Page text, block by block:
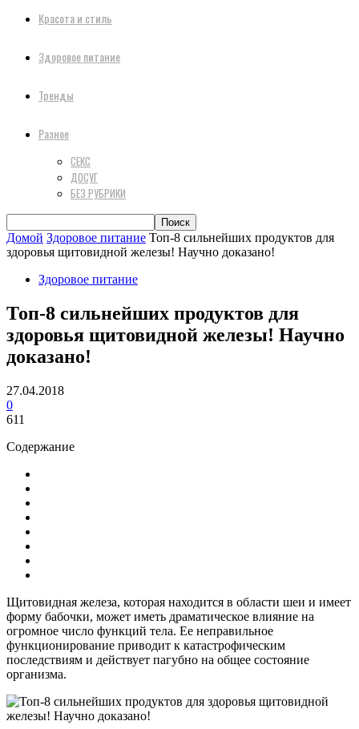
Красота и стиль
Здоровое питание
Тренды
Разное
СЕКС
ДОСУГ
БЕЗ РУБРИКИ
Домой Здоровое питание Топ-8 сильнейших продуктов для
здоровья щитовидной железы! Научно доказано!
Здоровое питание
Топ-8 сильнейших продуктов для
здоровья щитовидной железы! Научно
доказано!
27.04.2018
0
611
Содержание
Щитовидная железа, которая находится в области шеи и имеет
форму бабочки, может иметь драматическое влияние на
огромное число функций тела. Ее неправильное
функционирование приводит к катастрофическим
последствиям и действует пагубно на общее состояние
организма.